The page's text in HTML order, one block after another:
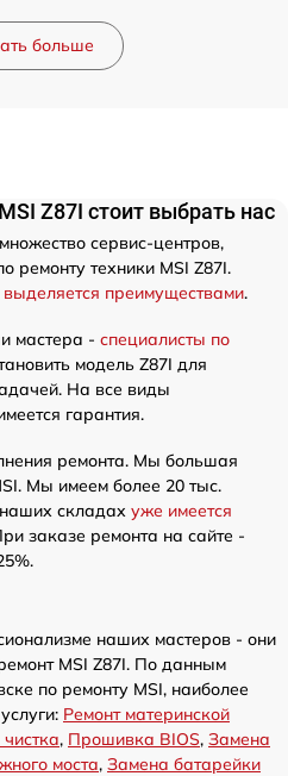
больше
Z87I стоит выбрать нас
сервис-центров,
ремонту техники MSI Z87I.
преимуществами.
мастера - специалисты по
модель Z87I для
На все виды
гарантия.
ремонта. Мы большая
Мы имеем более 20 тыс.
складах уже имеется
заказе ремонта на сайте -
наших мастеров - они
MSI Z87I. По данным
по ремонту MSI, наиболее
Ремонт материнской
, Прошивка BIOS, Замена
моста, Замена батарейки